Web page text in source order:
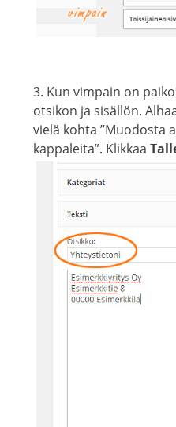
3. Kun vimpain on
otsikon ja sisällön.
vielä kohta ”Muodosta
kappaleita”. Klikkaa